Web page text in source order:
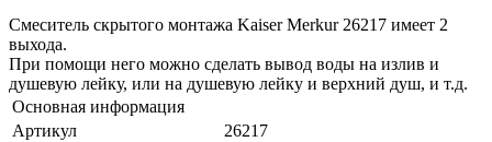
Смеситель скрытого монтажа Kaiser Merkur 26217 имеет 2
выхода.
​При помощи него можно сделать вывод воды на излив и
душевую лейку, или на душевую лейку и верхний душ, и т.д.
Основная информация
Артикул
26217